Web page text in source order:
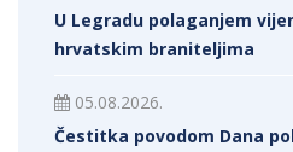
U Legradu polaganjem
hrvatskim braniteljima
05.08.2026.
Čestitka povodom Dana